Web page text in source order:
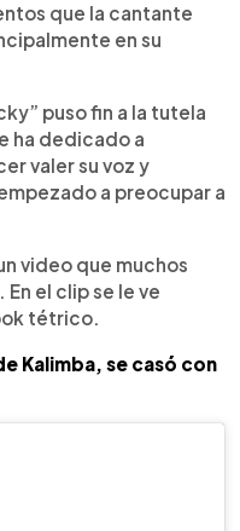
que la cantante
en su
puso fin a la tutela
ha dedicado a
valer su voz y
a preocupar a
video que muchos
el clip se le ve
tétrico.
Kalimba, se casó con